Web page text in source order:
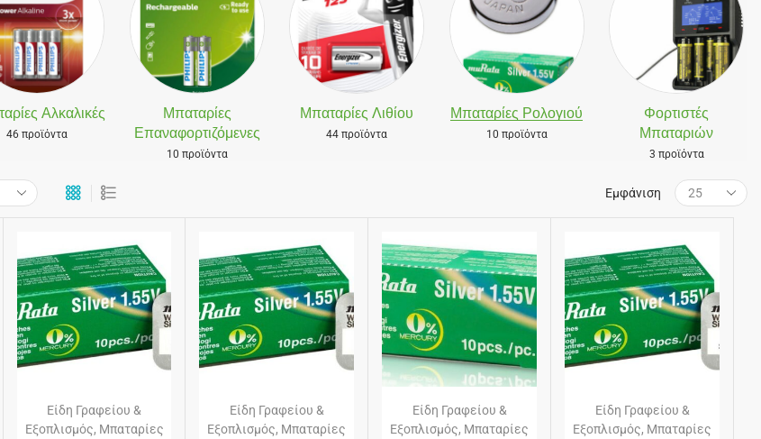
Αλκαλικές
46 προϊόντα
Μπαταρίες
Επαναφορτιζόμενες
10 προϊόντα
Μπαταρίες Λιθίου
44 προϊόντα
Μπαταρίες Ρολογιού
10 προϊόντα
Φορτιστές
Μπαταριών
3 προϊόντα
Εμφάνιση
Είδη Γραφείου &
Εξοπλισμός, Μπαταρίες
Είδη Γραφείου &
Εξοπλισμός, Μπαταρίες
Είδη Γραφείου &
Εξοπλισμός, Μπαταρίες
Είδη Γραφείου &
Εξοπλισμός, Μπαταρίες